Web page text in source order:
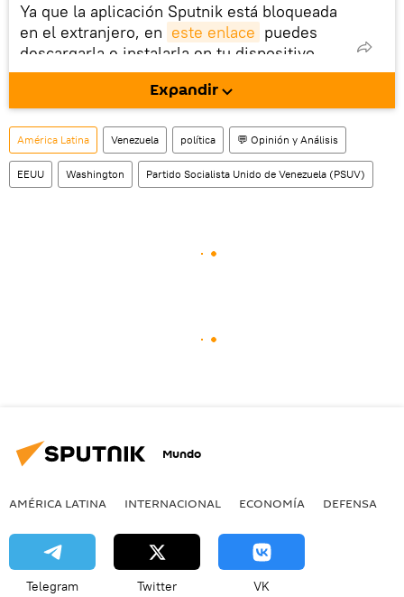
Ya que la aplicación Sputnik está bloqueada
en el extranjero, en este enlace puedes
descargarla e instalarla en tu dispositivo
móvil (¡solo para Android!).
También tenemos una cuenta en la red
social rusa VK .
Expandir
América Latina Venezuela política 💬 Opinión y Análisis
EEUU Washington Partido Socialista Unido de Venezuela (PSUV)
Mundo
AMÉRICA LATINA INTERNACIONAL ECONOMÍA DEFENSA
Telegram Twitter VK